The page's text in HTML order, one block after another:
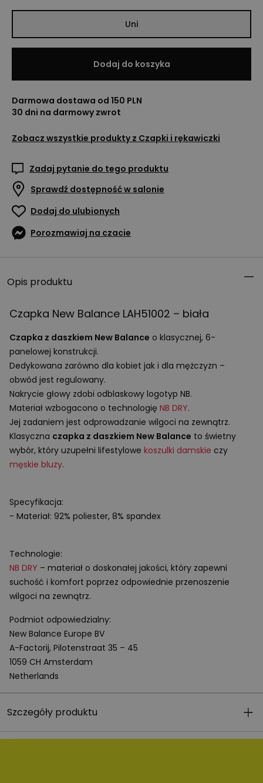
Uni
Dodaj do koszyka
Darmowa dostawa od 150 PLN
30 dni na darmowy zwrot
Zobacz wszystkie produkty z Czapki i rękawiczki
Zadaj pytanie do tego produktu
Sprawdź dostępność w salonie
Dodaj do ulubionych
Porozmawiaj na czacie
Opis produktu
Czapka New Balance LAH51002 – biała
Czapka z daszkiem New Balance o klasycznej, 6-
panelowej konstrukcji.
Dedykowana zarówno dla kobiet jak i dla mężczyzn –
obwód jest regulowany.
Nakrycie głowy zdobi odblaskowy logotyp NB.
Materiał wzbogacono o technologię NB DRY.
Jej zadaniem jest odprowadzanie wilgoci na zewnątrz.
Klasyczna czapka z daszkiem New Balance to świetny
wybór, który uzupełni lifestylowe koszulki damskie czy
męskie bluzy.
Specyfikacja:
- Materiał: 92% poliester, 8% spandex
Technologie:
NB DRY – materiał o doskonałej jakości, który zapewni
suchość i komfort poprzez odpowiednie przenoszenie
wilgoci na zewnątrz.
Podmiot odpowiedzialny:
New Balance Europe BV
A-Factorij, Pilotenstraat 35 – 45
1059 CH Amsterdam
Netherlands
Szczegóły produktu